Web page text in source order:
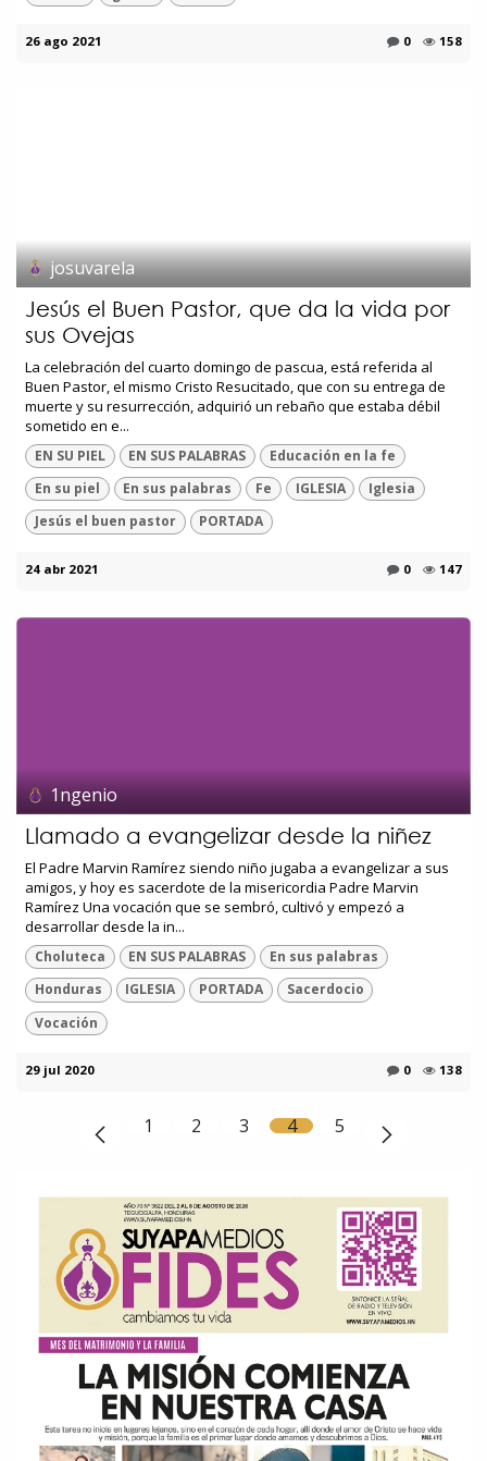
26 ago 2021 0 158
josuvarela
Jesús el Buen Pastor, que da la vida por
sus Ovejas
La celebración del cuarto domingo de pascua, está referida al
Buen Pastor, el mismo Cristo Resucitado, que con su entrega de
muerte y su resurrección, adquirió un rebaño que estaba débil
sometido en e...
EN SU PIEL EN SUS PALABRAS
Educación en la fe
En su piel
En sus palabras Fe IGLESIA
Iglesia
Jesús el buen pastor
PORTADA
24 abr 2021 0 147
1ngenio
Llamado a evangelizar desde la niñez
El Padre Marvin Ramírez siendo niño jugaba a evangelizar a sus
amigos, y hoy es sacerdote de la misericordia Padre Marvin
Ramírez Una vocación que se sembró, cultivó y empezó a
desarrollar desde la in...
Choluteca EN SUS PALABRAS
En sus palabras
Honduras
IGLESIA PORTADA
Sacerdocio
Vocación
29 jul 2020 0 138
1 2 3 4 5